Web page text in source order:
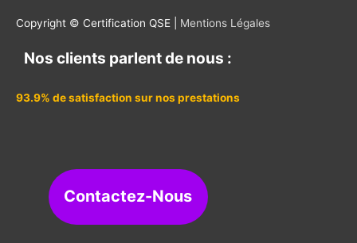
Copyright © Certification QSE | Mentions Légales
Nos clients parlent de nous :
93.9% de satisfaction sur nos prestations
Contactez-Nous